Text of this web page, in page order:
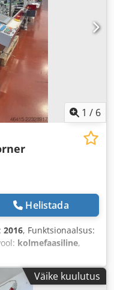
1 / 6
Helistada
2016, Funktsionaalsus:
kolmefaasiline,
Väike kuulutus